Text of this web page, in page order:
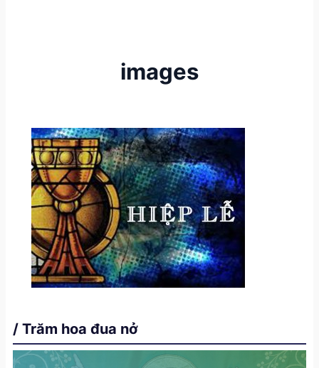
images
/ Trăm hoa đua nở